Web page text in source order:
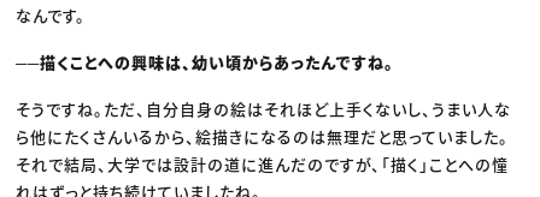
なんです。
──描くことへの興味は、幼い頃からあったんですね。
そうですね。ただ、自分自身の絵はそれほど上手くないし、うまい人な
ら他にたくさんいるから、絵描きになるのは無理だと思っていました。
それで結局、大学では設計の道に進んだのですが、「描く」ことへの憧
れはずっと持ち続けていましたね。